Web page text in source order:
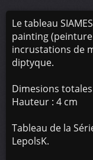
Le tableau
painting
incrustations de
diptyque.
Dimesions
Hauteur : 4 cm
Tableau de la
LepolsK.